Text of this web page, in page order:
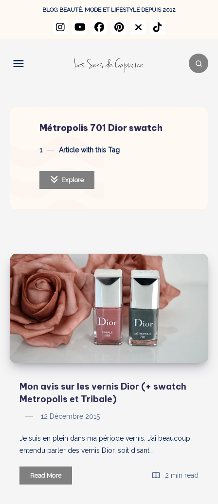
BLOG BEAUTÉ, MODE ET LIFESTYLE DEPUIS 2012
Métropolis 701 Dior swatch
1 Article with this Tag
Explore
Mon avis sur les vernis Dior (+ swatch
Metropolis et Tribale)
12 Décembre 2015
Je suis en plein dans ma période vernis. J’ai beaucoup
entendu parler des vernis Dior, soit disant…
Read MoreMon
avis
2 min read